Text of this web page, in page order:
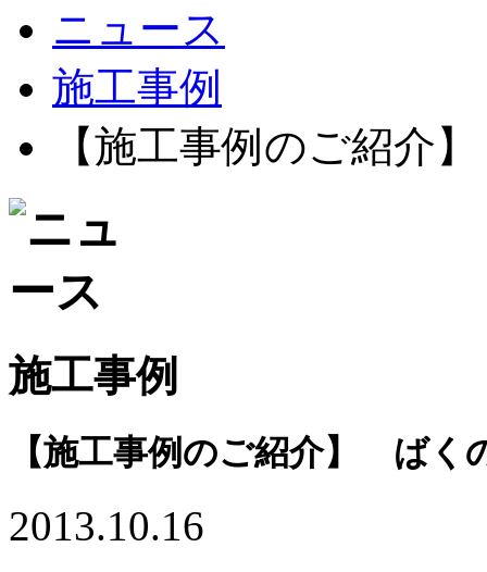
ニュース
施工事例
【施工事例のご紹
施工事例
【施工事例のご紹介】 ば
2013.10.16